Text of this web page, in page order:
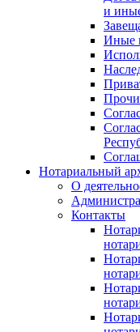
и
Иные
Нотариальный
О
Контакты